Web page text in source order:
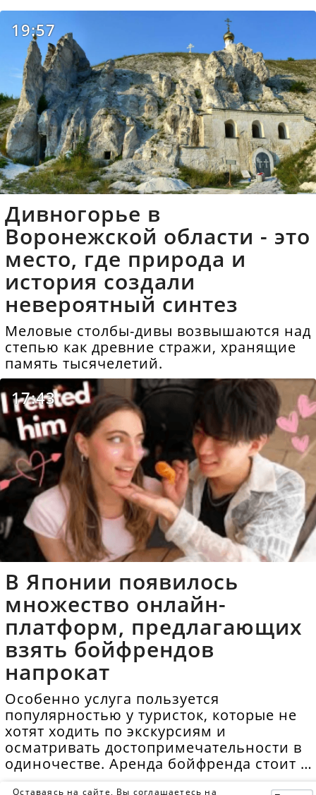
19:57
Дивногорье в
Воронежской области - это
место, где природа и
история создали
невероятный синтез
Меловые столбы-дивы возвышаются над
степью как древние стражи, хранящие
память тысячелетий.
17:43
В Японии появилось
множество онлайн-
платформ, предлагающих
взять бойфрендов
напрокат
Особенно услуга пользуется
популярностью у туристок, которые не
хотят ходить по экскурсиям и
осматривать достопримечательности в
одиночестве. Аренда бойфренда стоит в
Оставаясь на сайте, Вы соглашаетесь на